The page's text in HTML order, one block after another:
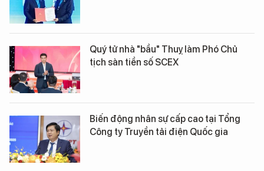
Quý tử nhà "bầu" Thuỵ làm Phó Chủ
tịch sàn tiền số SCEX
Biến động nhân sự cấp cao tại Tổng
Công ty Truyền tải điện Quốc gia